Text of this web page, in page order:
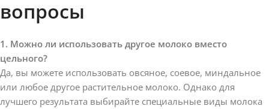
вопросы
1. Можно ли использовать другое молоко вместо
цельного?
Да, вы можете использовать овсяное, соевое, миндальное
или любое другое растительное молоко. Однако для
лучшего результата выбирайте специальные виды молока